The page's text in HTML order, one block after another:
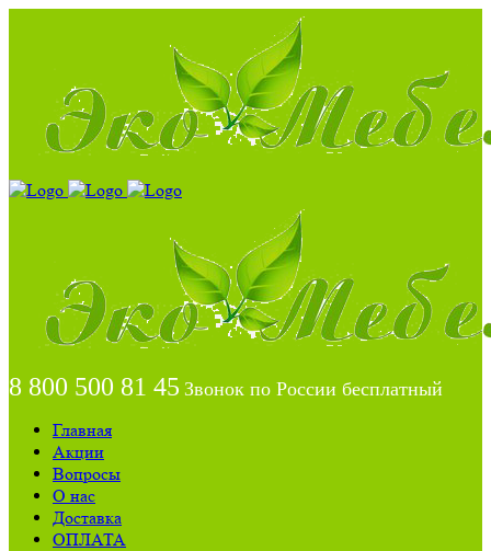
8 800 500 81 45 Звонок по России бесплатный
Главная
Акции
Вопросы
О нас
Доставка
ОПЛАТА